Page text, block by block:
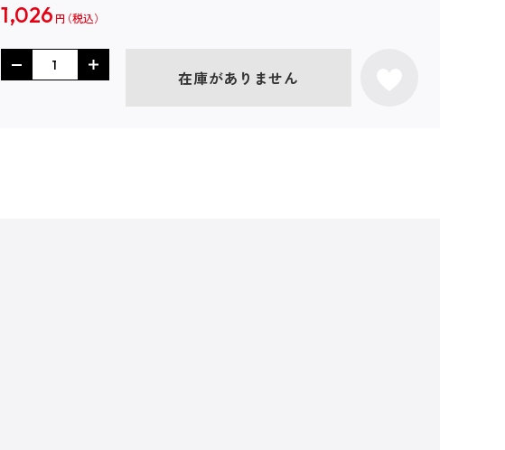
1,026 円
在庫がありません